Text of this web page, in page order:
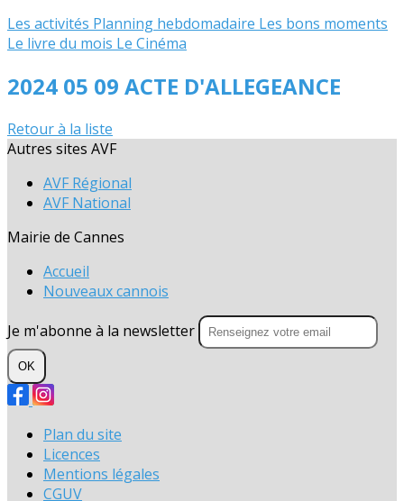
Les activités Planning hebdomadaire Les bons moments
Le livre du mois Le Cinéma
2024 05 09 ACTE D'ALLEGEANCE
Retour à la liste
Autres sites AVF
AVF Régional
AVF National
Mairie de Cannes
Accueil
Nouveaux cannois
Je m'abonne à la newsletter
OK
Plan du site
Licences
Mentions légales
CGUV